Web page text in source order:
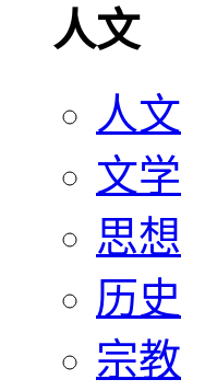
人文
人文
文学
思想
历史
宗教